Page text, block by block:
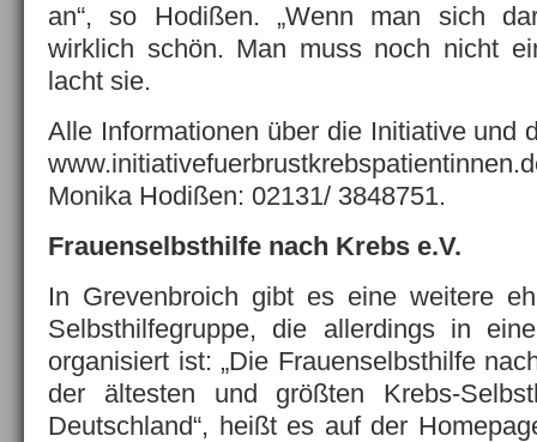
an“, so Hodißen. „Wenn man sich
wirklich schön. Man muss noch nicht
lacht sie.
Alle Informationen über die Initiative und
Monika Hodißen: 02131/ 3848751.
Frauenselbsthilfe nach Krebs e.V.
In Grevenbroich gibt es eine weitere
Selbsthilfegruppe, die allerdings in
organisiert ist: „Die Frauenselbsthilfe
der ältesten und größten Krebs-
Deutschland“, heißt es auf der